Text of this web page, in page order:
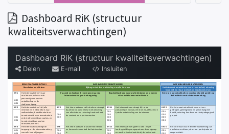
Dashboard RiK (structuur
kwaliteitsverwachtingen)